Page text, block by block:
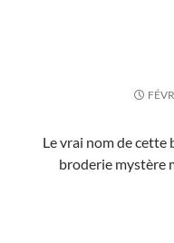
Le vrai nom de cette
broderie mystère